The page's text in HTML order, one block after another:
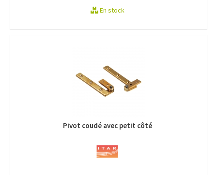
En stock
Pivot coudé avec petit côté